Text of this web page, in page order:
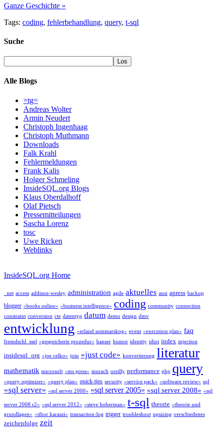
Ganze Geschichte »
Tags: coding, fehlerbehandlung, query, t-sql
Suche
Alle Blogs
=tg=
Andreas Wolter
Armin Neudert
Christoph Ingenhaag
Christoph Muthmann
Downloads
Falk Krahl
Fehlermeldungen
Frank Kalis
Holger Schmeling
InsideSQL.org Blogs
Klaus Oberdalhoff
Olaf Pietsch
Pressemitteilungen
Sascha Lorenz
tosc
Uwe Ricken
Weblinks
InsideSQL.org Home
_net access addison-wesley administration agile aktuelles ansi apress backup
blogger «books online» «business intelligence» coding community connection
constraint conversion cte datentyp datum demo design dmv
entwicklung «erland sommarskog» event «execution plan» faq
fremdschl_ssel «gespeicherte prozedur» hanser humor identity idiot index injection
insidesql_org «joe celko» join «just code» konvertierung literatur
mathematik microsoft «ms press» murach oreilly performance php query
«query optimizer» «query plan» quick-tips security «service pack» «software review» sql
«sql server» «sql server 2000» «sql server 2005» «sql server 2008» «sql
server 2008 r2» «sql server 2012» «steve hoberman» t-sql theorie «theorie und
grundlagen» «tibor karaszi» transaction-log trigger troubleshoot upsizing verschiedenes
zeichenfolge zeit